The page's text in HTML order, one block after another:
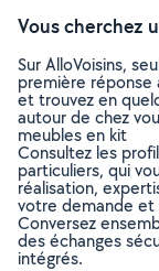
Vous cherchez
Sur AlloVoisins,
première réponse
et trouvez en
autour de chez
meubles en kit
Consultez les
particuliers, qui
réalisation,
votre demande
Conversez
des échanges
intégrés.